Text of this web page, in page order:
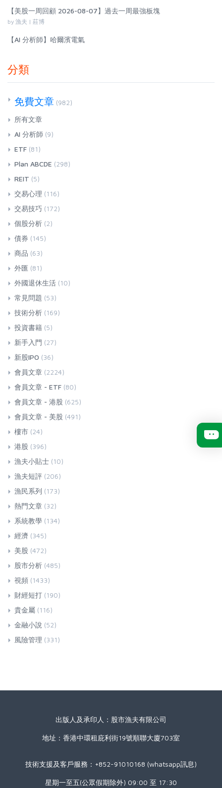
【美股一周回顧 2026-08-07】過去一周最強板塊
by 漁夫 | 莊博
【AI 分析師】哈爾濱電氣
分類
免費文章 (982)
所有文章
AI 分析師 (9)
ETF (81)
Plan ABCDE (298)
REIT (5)
交易心理 (116)
交易技巧 (172)
個股分析 (2)
債券 (145)
商品 (63)
外匯 (81)
外國退休生活 (10)
常見問題 (53)
技術分析 (169)
投資書籍 (5)
新手入門 (27)
新股IPO (36)
會員文章 (2224)
會員文章 - ETF (80)
會員文章 - 港股 (625)
會員文章 - 美股 (491)
樓市 (24)
港股 (396)
漁夫小貼士 (10)
漁夫短評 (206)
漁民系列 (173)
熱門文章 (32)
系統教學 (134)
經濟 (345)
美股 (472)
股市分析 (485)
視頻 (1433)
財經短打 (190)
貴金屬 (116)
金融小說 (52)
風險管理 (331)
出版人及承印人：股市漁夫有限公司
地址：香港中環租庇利街19號順聯大廈703室
技術支援及客戶服務：+852-91010168 (whatsapp訊息)
星期一至五(公眾假期除外) 09:00 至 17:30